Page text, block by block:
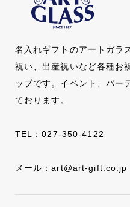
名入れギフトのアートガラ
祝い、出産祝いなど各種お
ップです。イベント、パー
ております。
TEL：027-350-4122
メール：art@art-gift.co.jp